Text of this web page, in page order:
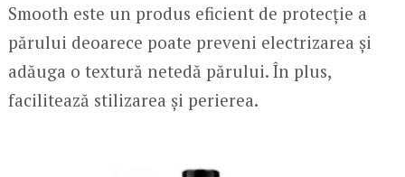
Smooth este un produs eficient de protecție a
părului deoarece poate preveni electrizarea și
adăuga o textură netedă părului. În plus,
facilitează stilizarea și perierea.